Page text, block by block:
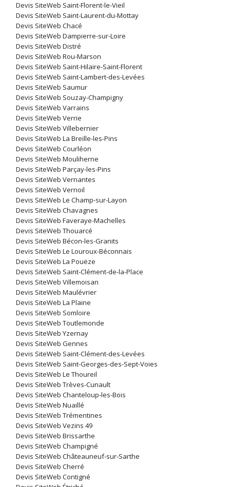
Devis SiteWeb Saint-Florent-le-Vieil
Devis SiteWeb Saint-Laurent-du-Mottay
Devis SiteWeb Chacé
Devis SiteWeb Dampierre-sur-Loire
Devis SiteWeb Distré
Devis SiteWeb Rou-Marson
Devis SiteWeb Saint-Hilaire-Saint-Florent
Devis SiteWeb Saint-Lambert-des-Levées
Devis SiteWeb Saumur
Devis SiteWeb Souzay-Champigny
Devis SiteWeb Varrains
Devis SiteWeb Verrie
Devis SiteWeb Villebernier
Devis SiteWeb La Breille-les-Pins
Devis SiteWeb Courléon
Devis SiteWeb Mouliherne
Devis SiteWeb Parçay-les-Pins
Devis SiteWeb Vernantes
Devis SiteWeb Vernoil
Devis SiteWeb Le Champ-sur-Layon
Devis SiteWeb Chavagnes
Devis SiteWeb Faveraye-Machelles
Devis SiteWeb Thouarcé
Devis SiteWeb Bécon-les-Granits
Devis SiteWeb Le Louroux-Béconnais
Devis SiteWeb La Pouëze
Devis SiteWeb Saint-Clément-de-la-Place
Devis SiteWeb Villemoisan
Devis SiteWeb Maulévrier
Devis SiteWeb La Plaine
Devis SiteWeb Somloire
Devis SiteWeb Toutlemonde
Devis SiteWeb Yzernay
Devis SiteWeb Gennes
Devis SiteWeb Saint-Clément-des-Levées
Devis SiteWeb Saint-Georges-des-Sept-Voies
Devis SiteWeb Le Thoureil
Devis SiteWeb Trèves-Cunault
Devis SiteWeb Chanteloup-les-Bois
Devis SiteWeb Nuaillé
Devis SiteWeb Trémentines
Devis SiteWeb Vezins 49
Devis SiteWeb Brissarthe
Devis SiteWeb Champigné
Devis SiteWeb Châteauneuf-sur-Sarthe
Devis SiteWeb Cherré
Devis SiteWeb Contigné